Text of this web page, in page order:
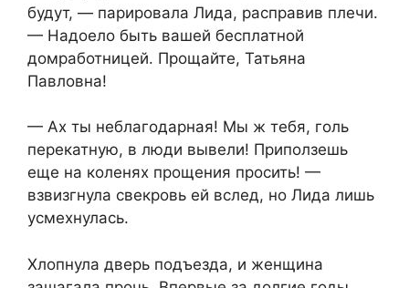
будут, — парировала Лида, расправив плечи.
— Надоело быть вашей бесплатной
домработницей. Прощайте, Татьяна
Павловна!
— Ах ты неблагодарная! Мы ж тебя, голь
перекатную, в люди вывели! Приползешь
еще на коленях прощения просить! —
взвизгнула свекровь ей вслед, но Лида лишь
усмехнулась.
Хлопнула дверь подъезда, и женщина